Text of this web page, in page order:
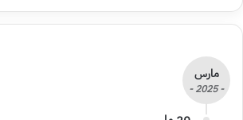
مارس
- 2025 -